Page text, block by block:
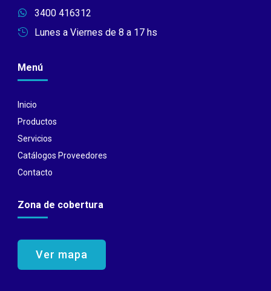
 3400 416312
 Lunes a Viernes de 8 a 17 hs
Menú
Inicio
Productos
Servicios
Catálogos Proveedores
Contacto
Zona de cobertura
Ver mapa